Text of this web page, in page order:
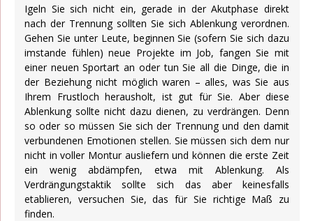
Igeln Sie sich nicht ein, gerade in der Akutphase direkt
nach der Trennung sollten Sie sich Ablenkung verordnen.
Gehen Sie unter Leute, beginnen Sie (sofern Sie sich dazu
imstande fühlen) neue Projekte im Job, fangen Sie mit
einer neuen Sportart an oder tun Sie all die Dinge, die in
der Beziehung nicht möglich waren – alles, was Sie aus
Ihrem Frustloch herausholt, ist gut für Sie. Aber diese
Ablenkung sollte nicht dazu dienen, zu verdrängen. Denn
so oder so müssen Sie sich der Trennung und den damit
verbundenen Emotionen stellen. Sie müssen sich dem nur
nicht in voller Montur ausliefern und können die erste Zeit
ein wenig abdämpfen, etwa mit Ablenkung. Als
Verdrängungstaktik sollte sich das aber keinesfalls
etablieren, versuchen Sie, das für Sie richtige Maß zu
finden.